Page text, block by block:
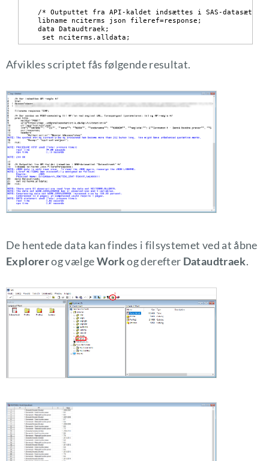
/* Outputtet fra API-kaldet indsættes i SAS-datasættet
libname nciterms json fileref=response;
data Dataudtraek;
set nciterms.alldata;
run;
Afvikles scriptet fås følgende resultat.
De hentede data kan findes i filsystemet ved at åbne
Explorerog vælgeWorkog derefter Dataudtraek.